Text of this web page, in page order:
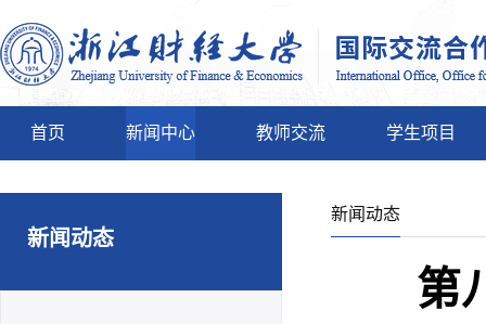
首页 新闻中心 教师交流 学生项目
新闻动态
新闻动态
第